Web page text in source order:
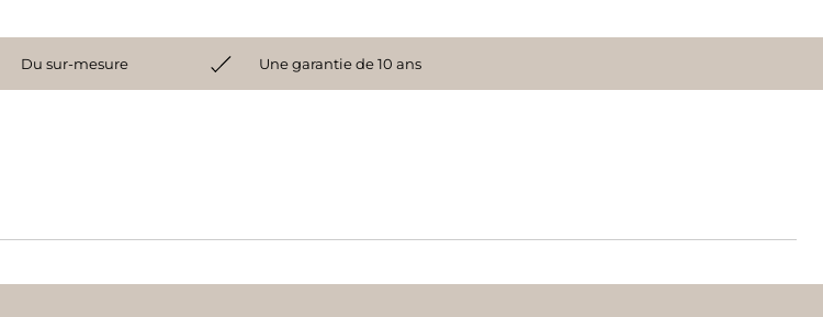
Du sur-mesure Une garantie de 10 ans